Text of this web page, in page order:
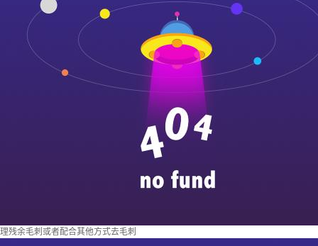
理残余毛刺或者配合其他方式去毛刺